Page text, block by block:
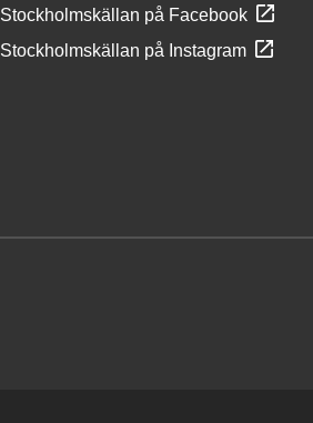
Stockholmskällan på Facebook
Stockholmskällan på Instagram